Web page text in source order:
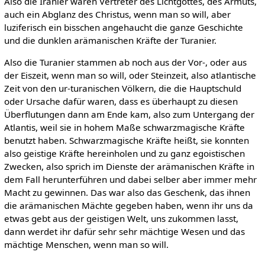
auch ein Abglanz des Christus, wenn man so will, aber
luziferisch ein bisschen angehaucht die ganze Geschichte
und die dunklen arämanischen Kräfte der Turanier.
Also die Turanier stammen ab noch aus der Vor-, oder aus
der Eiszeit, wenn man so will, oder Steinzeit, also atlantische
Zeit von den ur-turanischen Völkern, die die Hauptschuld
oder Ursache dafür waren, dass es überhaupt zu diesen
Überflutungen dann am Ende kam, also zum Untergang der
Atlantis, weil sie in hohem Maße schwarzmagische Kräfte
benutzt haben. Schwarzmagische Kräfte heißt, sie konnten
also geistige Kräfte hereinholen und zu ganz egoistischen
Zwecken, also sprich im Dienste der arämanischen Kräfte in
dem Fall herunterführen und dabei selber aber immer mehr
Macht zu gewinnen. Das war also das Geschenk, das ihnen
die arämanischen Mächte gegeben haben, wenn ihr uns da
etwas gebt aus der geistigen Welt, uns zukommen lasst,
dann werdet ihr dafür sehr sehr mächtige Wesen und das
mächtige Menschen, wenn man so will.